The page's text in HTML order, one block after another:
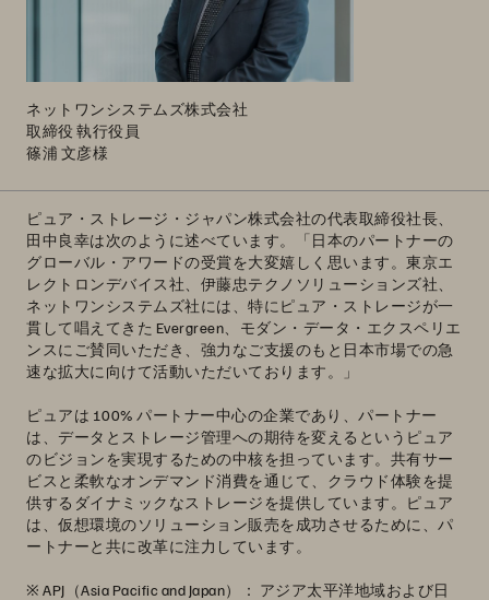
ネットワンシステムズ株式会社
取締役 執行役員
篠浦 文彦様
ピュア・ストレージ・ジャパン株式会社の代表取締役社長、
田中良幸は次のように述べています。「日本のパートナーの
グローバル・アワードの受賞を大変嬉しく思います。東京エ
レクトロンデバイス社、伊藤忠テクノソリューションズ社、
ネットワンシステムズ社には、特にピュア・ストレージが一
貫して唱えてきた Evergreen、モダン・データ・エクスペリエ
ンスにご賛同いただき、強力なご支援のもと日本市場での急
速な拡大に向けて活動いただいております。」
ピュアは 100% パートナー中心の企業であり、パートナー
は、データとストレージ管理への期待を変えるというピュア
のビジョンを実現するための中核を担っています。共有サー
ビスと柔軟なオンデマンド消費を通じて、クラウド体験を提
供するダイナミックなストレージを提供しています。ピュア
は、仮想環境のソリューション販売を成功させるために、パ
ートナーと共に改革に注力しています。
※ APJ（Asia Pacific and Japan）： アジア太平洋地域および日